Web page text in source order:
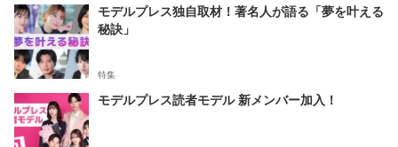
モデルプレス独自取材！著名人が語る「夢を叶える
秘訣」
特集
モデルプレス読者モデル 新メンバー加入！